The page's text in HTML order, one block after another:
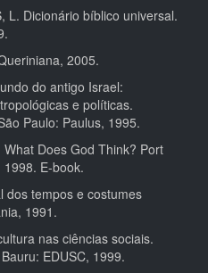
L. Dicionário bíblico universal.
2005.
do antigo Israel:
e políticas.
Paulo: Paulus, 1995.
Does God Think? Port
E-book.
dos tempos e costumes
1991.
nas ciências sociais.
EDUSC, 1999.